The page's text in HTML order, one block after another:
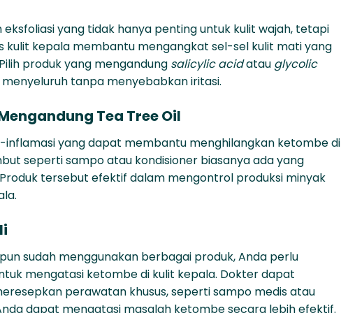
yang tidak hanya penting untuk kulit wajah, tetapi
kulit kepala membantu mengangkat sel-sel kulit mati yang
produk yang mengandung salicylic acidatau glycolic
tanpa menyebabkan iritasi.
Tea Tree Oil
yang dapat membantu menghilangkan ketombedi
seperti sampo atau kondisioner biasanya ada yang
tersebut efektif dalam mengontrol produksi minyak
sudah menggunakan berbagai produk, Anda perlu
mengatasi ketombe di kulit kepala. Dokter dapat
perawatan khusus, seperti sampo medis atau
dapat mengatasi masalah ketombe secara lebih efektif.